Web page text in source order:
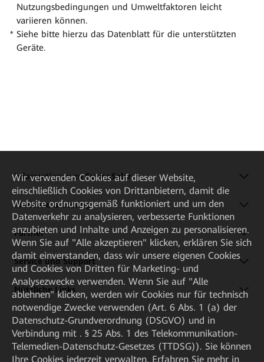
Nutzungsbedingungen und Umweltfaktoren leicht
variieren können.
Siehe bitte hierzu das Datenblatt für die unterstützten
Geräte.
Informationen zu FusionSolar
Produkte & Lösung
Partner
Service und Support
Nützliche Links
Wir verwenden Cookies auf dieser Website,
einschließlich Cookies von Drittanbietern, damit die
Website ordnungsgemäß funktioniert und um den
Datenverkehr zu analysieren, verbesserte Funktionen
anzubieten und Inhalte und Anzeigen zu personalisieren.
Wenn Sie auf "Alle akzeptieren" klicken, erklären Sie sich
damit einverstanden, dass wir unsere eigenen Cookies
und Cookies von Dritten für Marketing- und
Analysezwecke verwenden. Wenn Sie auf "Alle
ablehnen" klicken, werden wir Cookies nur für technisch
notwendige Zwecke verwenden (Art. 6 Abs. 1 (a) der
Datenschutz-Grundverordnung (DSGVO) und in
Verbindung mit . § 25 Abs. 1 des Telekommunikation-
Telemedien-Datenschutz-Gesetzes (TTDSG)). Sie können
Ihre Cookies jederzeit verwalten. Erfahren Sie mehr in